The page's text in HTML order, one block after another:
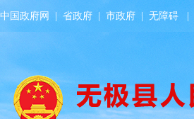
中国政府网 省政府 市政府 无障碍